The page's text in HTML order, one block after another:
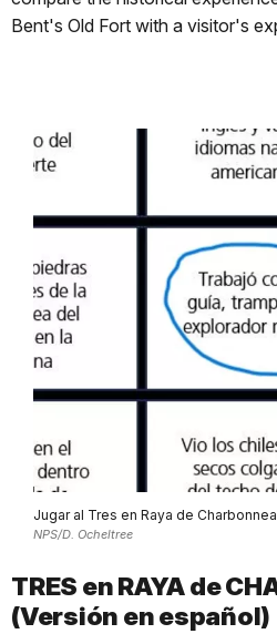
Bent's Old Fort with a visitor's
Jugar al Tres en Raya de
NPS/D. Ocheltree
TRES en RAYA de
(Versión en español)